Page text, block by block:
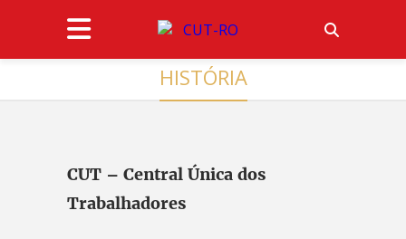
HISTÓRIA
CUT – Central Única dos
Trabalhadores